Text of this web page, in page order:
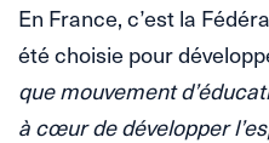
En France, c’est la
été choisie pour
que mouvement
à cœur de développer